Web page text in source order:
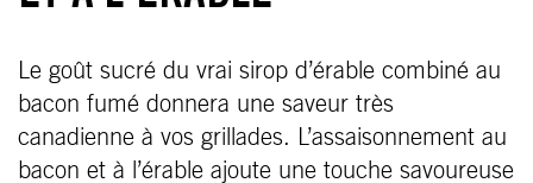
Le goût sucré du vrai sirop d’érable combiné au
bacon fumé donnera une saveur très
canadienne à vos grillades. L’assaisonnement au
bacon et à l’érable ajoute une touche savoureuse